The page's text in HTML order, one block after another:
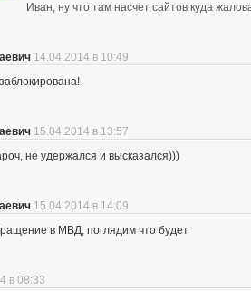
Иван, ну что там насчет сайтов куда
14.04.2014 в 10:49
15.04.2014 в 13:57
не удержался и высказался)))
15.04.2014 в 14:09
в МВД, поглядим что будет
в 08:33